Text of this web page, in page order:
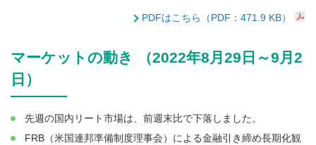
PDFはこちら（PDF：471.9 KB）
マーケットの動き （2022年8月29日～9月2
日）
先週の国内リート市場は、前週末比で下落しました。
FRB（米国連邦準備制度理事会）による金融引き締め長期化観